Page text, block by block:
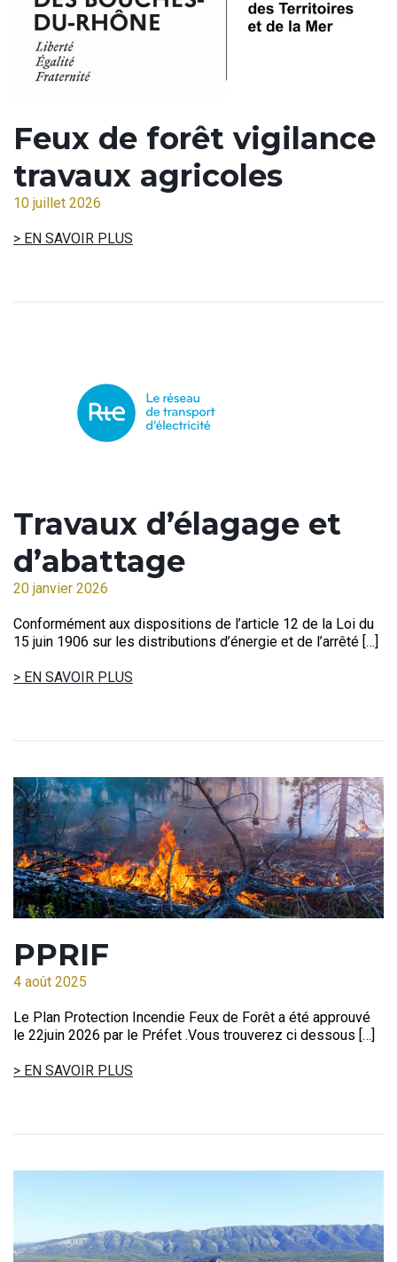
Feux de forêt vigilance
travaux agricoles
10 juillet 2026
> EN SAVOIR PLUS
Travaux d’élagage et
d’abattage
20 janvier 2026
Conformément aux dispositions de l’article 12 de la Loi du
15 juin 1906 sur les distributions d’énergie et de l’arrêté […]
> EN SAVOIR PLUS
PPRIF
4 août 2025
Le Plan Protection Incendie Feux de Forêt a été approuvé
le 22juin 2026 par le Préfet .Vous trouverez ci dessous […]
> EN SAVOIR PLUS